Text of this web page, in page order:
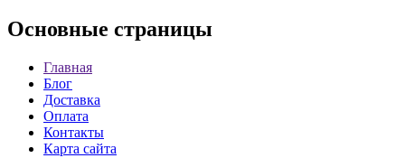
Основные страницы
Главная
Блог
Доставка
Оплата
Контакты
Карта сайта